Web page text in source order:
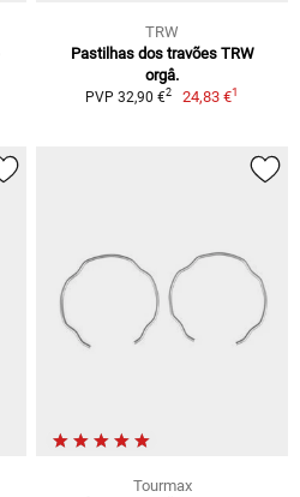
TRW
Pastilhas dos travões TRW
orgâ.
PVP 32,90 €2 24,83 €1
Tourmax